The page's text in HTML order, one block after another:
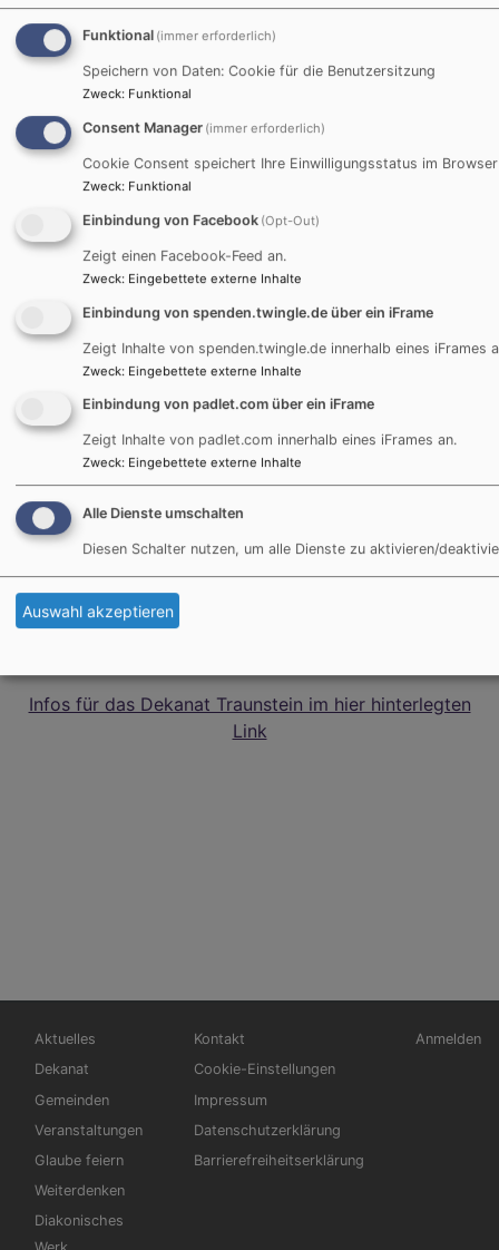
Reit im Winkl
www.wiedhoelzlkaser.de
Bei Anfragen wenden Sie sich bitte an:
Evang. Jugend im Dekanat Traunstein
Martin-Luther-Platz 2
83278 Traunstein
Tel. 0861 / 989 67 20
wiedhoelzlkaser@elkb.de
Infos für das Dekanat Traunstein im hier hinterlegten
Link
Hauptnavigation
Aktuelles
Dekanat
Gemeinden
Veranstaltungen
Glaube feiern
Weiterdenken
Diakonisches
Fußbereichsmenü
Kontakt
Cookie-Einstellungen
Impressum
Datenschutzerklärung
Barrierefreiheitserklärung
Anmelden
Funktional (immer erforderlich)
Speichern von Daten: Cookie für die Benutzersitzung
Zweck: Funktional
Consent Manager (immer erforderlich)
Cookie Consent speichert Ihre Einwilligungsstatus im Browser
Zweck: Funktional
Einbindung von Facebook (Opt-Out)
Zeigt einen Facebook-Feed an.
Zweck: Eingebettete externe Inhalte
Einbindung von spenden.twingle.de über ein iFrame
Zeigt Inhalte von spenden.twingle.de innerhalb eines iFrames
Zweck: Eingebettete externe Inhalte
Einbindung von padlet.com über ein iFrame
Zeigt Inhalte von padlet.com innerhalb eines iFrames an.
Zweck: Eingebettete externe Inhalte
Alle Dienste umschalten
Diesen Schalter nutzen, um alle Dienste zu aktivieren/
Auswahl akzeptieren